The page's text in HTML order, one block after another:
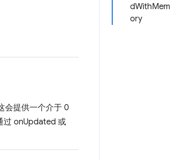
dWithMem
ory
会提供一个介于 0
过 onUpdated 或